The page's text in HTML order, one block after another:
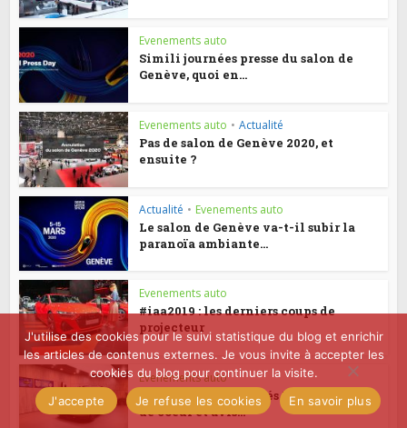
Evenements auto
Simili journées presse du salon de
Genève, quoi en...
Evenements auto • Actualité
Pas de salon de Genève 2020, et
ensuite ?
Actualité • Evenements auto
Le salon de Genève va-t-il subir la
paranoïa ambiante...
Evenements auto
#iaa2019 : les derniers coups de
projecteur
Evenements auto
#iaa2019 : Nouveautés VE entre coups
de coeur et avis...
J'utilise des cookies pour le suivi statistique du blog et enrichir
les articles de contenus externes. Je vous invite à accepter les
cookies du blog pour continuer la visite.
J'accepte
Je refuse les cookies En savoir plus